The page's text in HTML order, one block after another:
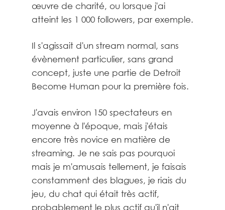
œuvre de charité, ou lorsque j'ai
atteint les 1 000 followers, par exemple.
Il s'agissait d'un stream normal, sans
évènement particulier, sans grand
concept, juste une partie de Detroit
Become Human pour la première fois.
J'avais environ 150 spectateurs en
moyenne à l'époque, mais j'étais
encore très novice en matière de
streaming. Je ne sais pas pourquoi
mais je m'amusais tellement, je faisais
constamment des blagues, je riais du
jeu, du chat qui était très actif,
probablement le plus actif qu'il n'ait